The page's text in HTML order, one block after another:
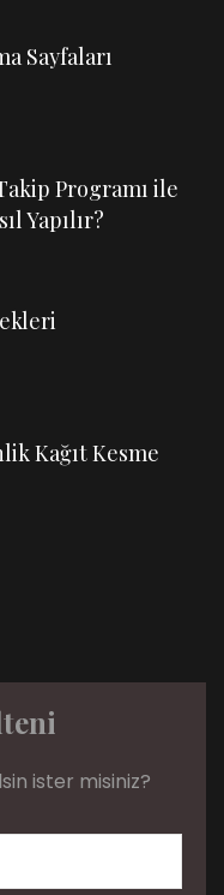
Sayfaları
Programı ile
Yapılır?
Kağıt Kesme
ister misiniz?